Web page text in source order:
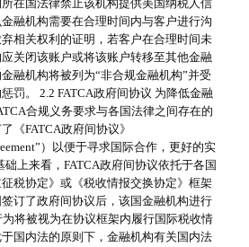
在国法律禁止该机构提供美国纳税人信
融机构需要在合理时间内与客户进行沟
相关权利的证明，若客户在合理时间未
关闭该账户或将该账户转移至其他金融
融机构将被列为“非合规金融机构”并受
罚。 2.2 FATCA政府间协议 为降低金融
合规义务要求与各国法律之间存在的
《FATCA政府间协议》
）以便于寻求国际合作，更好的实
础上来看，FATCA政府间协议依托于各国
税协定》或《税收情报交换协定》框架
订了政府间协议后，该国金融机构进行
将被视为在协议框架内履行国际税收情
国内法的原则下，金融机构有关国内法